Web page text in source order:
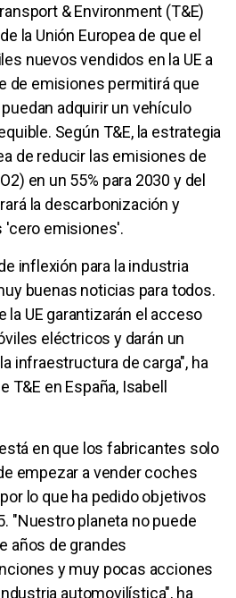
& Environment (T&E)
la Unión Europea de que el
nuevos vendidos en la UE a
de emisiones permitirá que
adquirir un vehículo
Según T&E, la estrategia
de reducir las emisiones de
en un 55% para 2030 y del
la descarbonización y
'cero emisiones'.
inflexión para la industria
buenas noticias para todos.
la UE garantizarán el acceso
eléctricos y darán un
infraestructura de carga", ha
T&E en España, Isabell
en que los fabricantes solo
empezar a vender coches
lo que ha pedido objetivos
"Nuestro planeta no puede
años de grandes
y muy pocas acciones
automovilística", ha